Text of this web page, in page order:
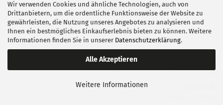
Wir verwenden Cookies und ähnliche Technologien, auch von
Drittanbietern, um die ordentliche Funktionsweise der Website zu
gewährleisten, die Nutzung unseres Angebotes zu analysieren und
Ihnen ein bestmögliches Einkaufserlebnis bieten zu können. Weitere
Informationen finden Sie in unserer Datenschutzerklärung.
Alle Akzeptieren
Weitere Informationen
Hornady .243 ELD Match 108 gr 100 Stück